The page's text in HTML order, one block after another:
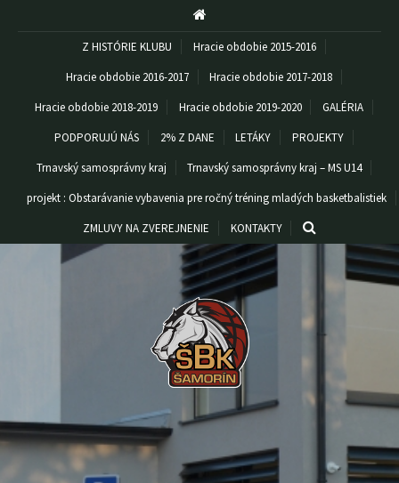
Z HISTÓRIE KLUBU
Hracie obdobie 2015-2016
Hracie obdobie 2016-2017
Hracie obdobie 2017-2018
Hracie obdobie 2018-2019
Hracie obdobie 2019-2020
GALÉRIA
PODPORUJÚ NÁS
2% Z DANE LETÁKY
PROJEKTY
Trnavský samosprávny kraj
Trnavský samosprávny kraj – MS U14
projekt : Obstarávanie vybavenia pre ročný tréning mladých basketbalistiek
ZMLUVY NA ZVEREJNENIE
KONTAKTY